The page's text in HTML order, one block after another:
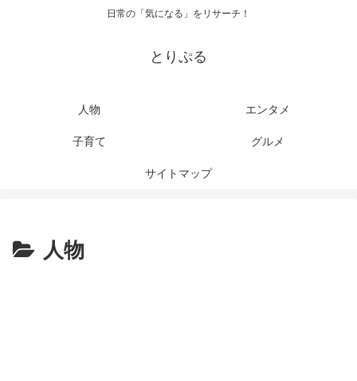
日常の「気になる」をリサーチ！
とりぷる
人物 エンタメ
子育て グルメ
サイトマップ
人物